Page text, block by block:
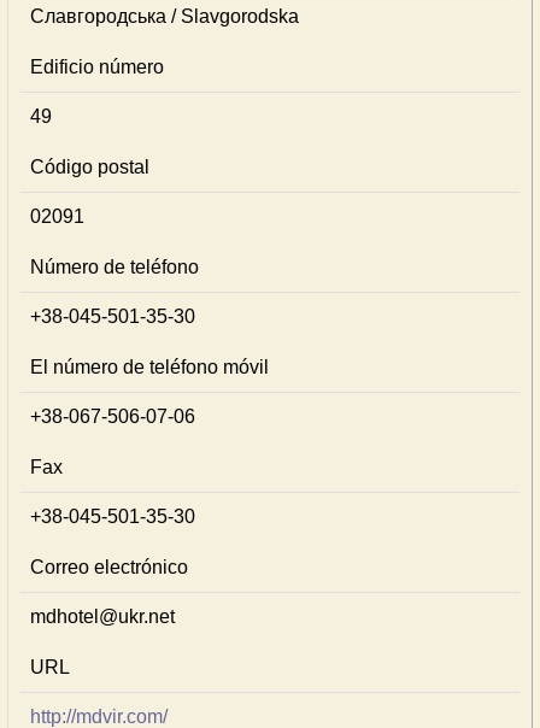
Славгородська / Slavgorodska
Edificio número
49
Código postal
02091
Número de teléfono
+38-045-501-35-30
El número de teléfono móvil
+38-067-506-07-06
Fax
+38-045-501-35-30
Correo electrónico
mdhotel@ukr.net
URL
http://mdvir.com/